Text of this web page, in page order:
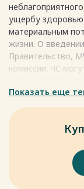
• техногенного;
• экологического;
• биолого-
По сфере
•
• природного
• техногенного
? По масштабу и
ущербу
материальным
жизни. О
Правительство,
комиссии. ЧС
масштабам и
быть
территории,
Показать еще